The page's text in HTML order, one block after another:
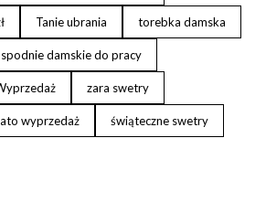
Tanie ubrania torebka damska
damskie do pracy
zara swetry
wyprzedaż świąteczne swetry